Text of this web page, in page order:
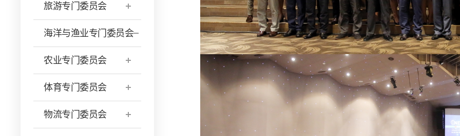
旅游专门委员会
海洋与渔业专门委员会
农业专门委员会
体育专门委员会
物流专门委员会